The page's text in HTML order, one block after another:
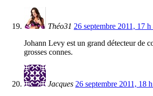
Théo31 26 septembre 2011, 17
Johann Levy est un grand détecteur de
grosses connes.
Jacques 26 septembre 2011, 18